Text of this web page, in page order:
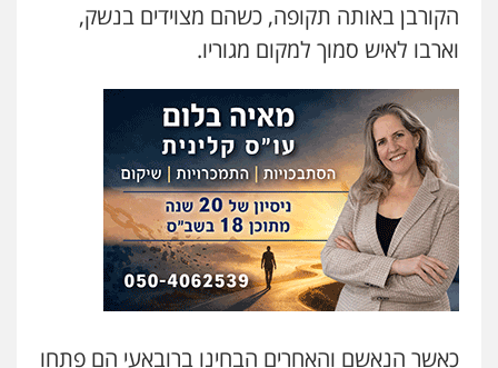
משרד עורכי דין טאי שרקי
פלילי אסירים תעבורה
עו"ד אילן אלימלך
פלילי פשיעה חמורה תעבורה אסירים
0522992110
עו"ד שאדי נאטור
פלילי פשיעה חמורה מעצרים וחקירות
הקורבן באותה תקופה, כשהם מצוידים בנשק,
וארבו לאיש סמוך למקום מגוריו.
כאשר הנאשם והאחרים הבחינו ברובאעי הם פתחו